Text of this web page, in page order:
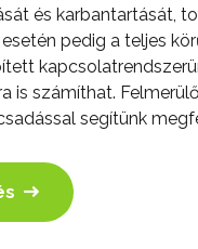
és karbantartását,
pedig a teljes
is számíthat.
segítünk